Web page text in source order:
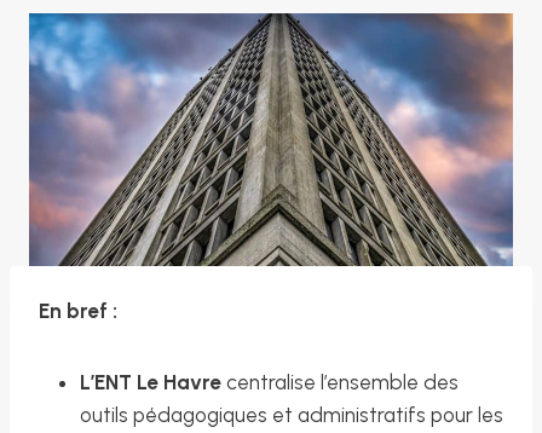
En bref :
L’ENT Le Havre centralise l’ensemble des
outils pédagogiques et administratifs pour les